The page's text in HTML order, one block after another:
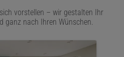
vorstellen – wir gestalten Ihr
ganz nach Ihren Wünschen.